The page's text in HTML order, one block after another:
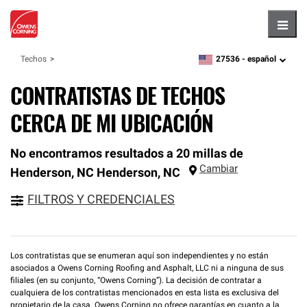
Techos zipcode,language
27536 - español
CONTRATISTAS DE TECHOS
CERCA DE MI UBICACIÓN
No encontramos resultados a 20 millas de
Henderson, NC Henderson, NC Cambiar
FILTROS Y CREDENCIALES
Los contratistas que se enumeran aquí son independientes y no están
asociados a Owens Corning Roofing and Asphalt, LLC ni a ninguna de sus
filiales (en su conjunto, “Owens Corning”). La decisión de contratar a
cualquiera de los contratistas mencionados en esta lista es exclusiva del